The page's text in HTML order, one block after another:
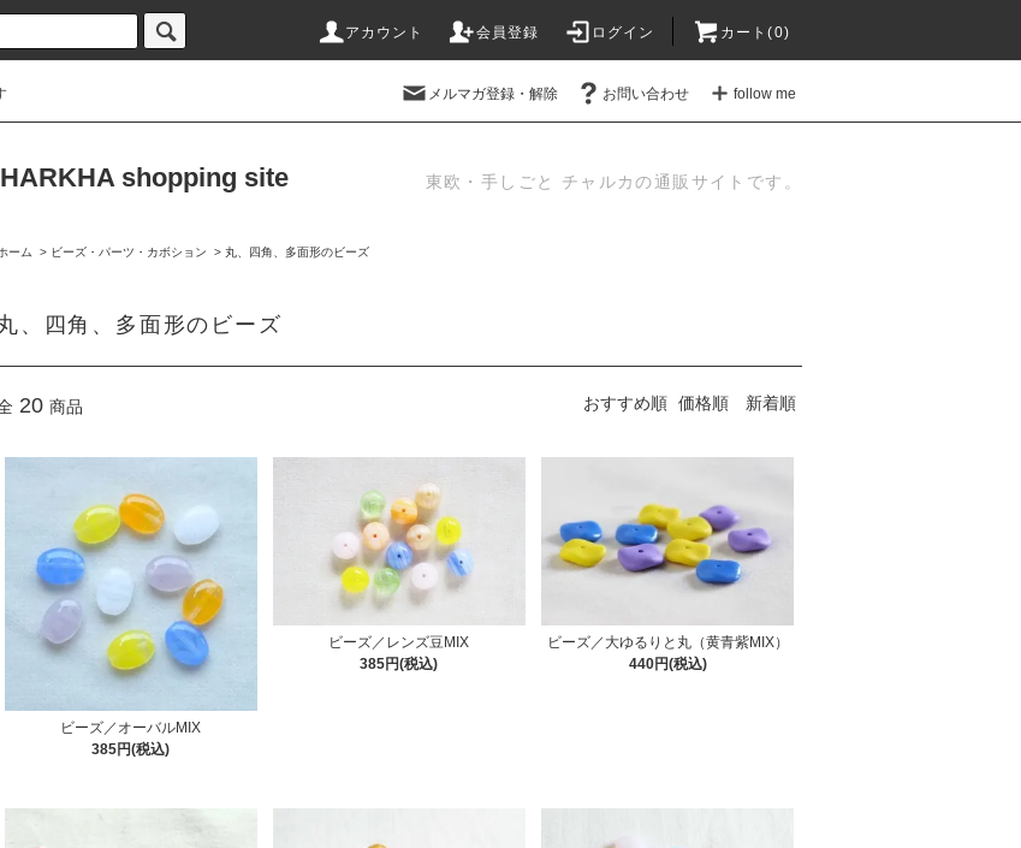
アカウント 会員登録 ログイン カート(0)
メルマガ登録・解除 お問い合わせ follow me
shopping site 東欧・手しごと チャルカの通販サイトです。
ーム > ビーズ・パーツ・カボション > 丸、四角、多面形のビーズ
、四角、多面形のビーズ
20 商品 おすすめ順 価格順 新着順
ビーズ／オーバルMIX
385円(税込)
ビーズ／レンズ豆MIX
385円(税込)
ビーズ／大ゆるりと丸（黄青紫MIX）
440円(税込)